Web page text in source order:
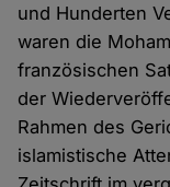
und Hunderten
waren die
französischen
der
Rahmen des
islamistische